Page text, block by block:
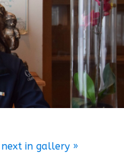
next in gallery »